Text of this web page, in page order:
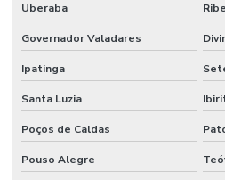
Uberaba
Governador Valadares
Ipatinga
Santa Luzia
Poços de Caldas
Pouso Alegre